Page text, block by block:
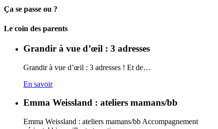
Ça se passe ou ?
Carto
Le coin des parents
Grandir à vue d’œil : 3 adresses
Grandir à vue d’œil : 3 adresses ! Et de…
En savoir
Emma Weissland : ateliers mamans/bb
Emma Weissland : ateliers mamans/bb Accompagnement